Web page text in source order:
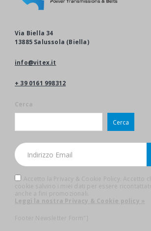
Via Biella 34
13885 Salussola (Biella)
info@vitex.it
+ 39 0161 998312
Cerca
Cerca
Accetto la Privacy & Cookie Policy. Accetto
cookie salvino i miei dati per essere
anche a fini promozionali.
Leggi la nostra Privacy & Cookie policy »
Footer Newsletter Form"]